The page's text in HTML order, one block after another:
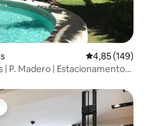
4,85 de uma
4,85 (149)
P. Madero | Estacionamento
dos hóspedes